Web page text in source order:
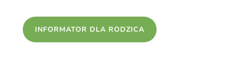
INFORMATOR DLA RODZICA